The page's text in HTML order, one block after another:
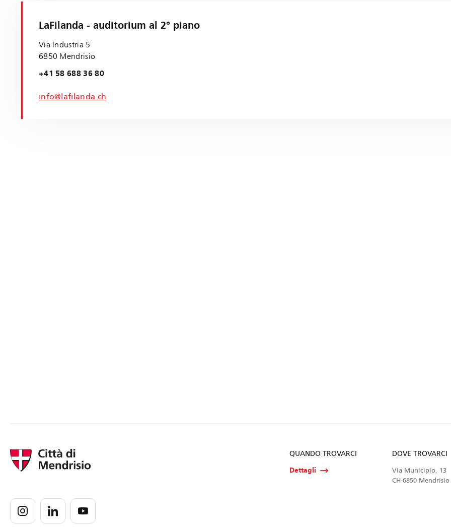
LaFilanda - auditorium al 2° piano
Via Industria 5
6850 Mendrisio
+41 58 688 36 80
info@lafilanda.ch
QUANDO TROVARCI
Dettagli
DOVE TROVARCI
Via Municipio, 13
CH-6850 Mendrisio